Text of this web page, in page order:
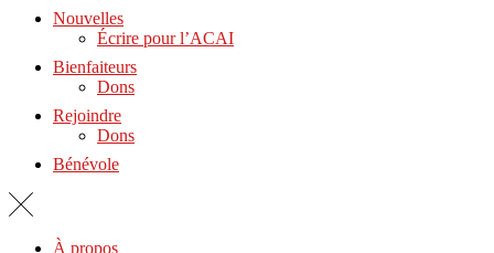
Nouvelles
Écrire pour l’ACAI
Bienfaiteurs
Dons
Rejoindre
Dons
Bénévole
À propos